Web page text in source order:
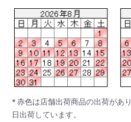
* 赤色は店舗出荷商品の出荷があ
日出荷しています。